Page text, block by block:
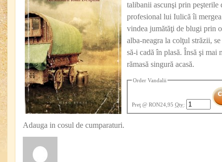
talibanii ascunşi prin
profesional lui Iulică îi
vindea jumătăţi de blugi prin
alba-neagra la colţul străzii,
să-i cadă în plasă. Însă şi mai
rămasă singură acasă.
Order Vandalii
Preţ @ RON24,95 Qty:
Adauga in cosul de cumparaturi.